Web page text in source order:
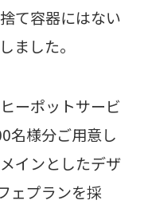
て容器にはない
ました。
ーポットサービ
名様分ご用意し
インとしたデザ
ェプランを採